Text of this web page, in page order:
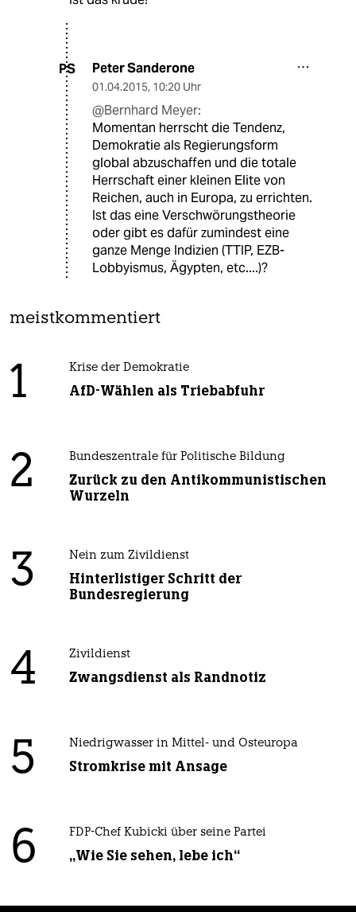
PS Peter Sanderone
01.04.2015, 10:20 Uhr
@Bernhard Meyer:
Momentan herrscht die Tendenz,
Demokratie als Regierungsform
global abzuschaffen und die totale
Herrschaft einer kleinen Elite von
Reichen, auch in Europa, zu errichten.
Ist das eine Verschwörungstheorie
oder gibt es dafür zumindest eine
ganze Menge Indizien (TTIP, EZB-
Lobbyismus, Ägypten, etc....)?
meistkommentiert
1 Krise der Demokratie
AfD-Wählen als Triebabfuhr
2 Bundeszentrale für Politische Bildung
Zurück zu den Antikommunistischen
Wurzeln
3 Nein zum Zivildienst
Hinterlistiger Schritt der
Bundesregierung
4 Zivildienst
Zwangsdienst als Randnotiz
5 Niedrigwasser in Mittel- und Osteuropa
Stromkrise mit Ansage
6 FDP-Chef Kubicki über seine Partei
„Wie Sie sehen, lebe ich“